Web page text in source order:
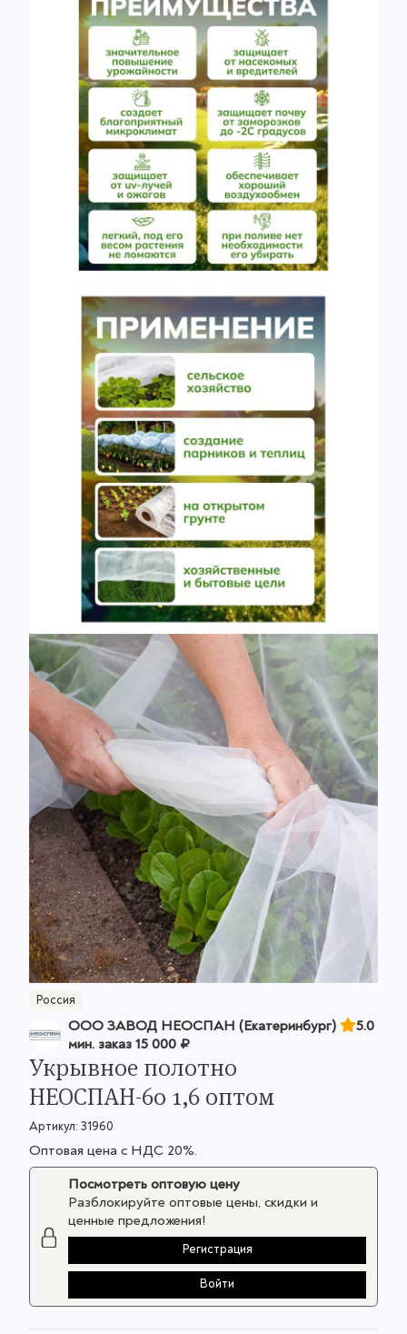
Россия
ООО ЗАВОД НЕОСПАН (Екатеринбург)
5.0
мин. заказ15 000 ₽
Укрывное полотно
НЕОСПАН-60 1,6 оптом
Артикул: 31960
Оптовая цена с НДС 20%.
Посмотреть оптовую цену
Разблокируйте оптовые цены, скидки и
ценные предложения!
Регистрация
Войти